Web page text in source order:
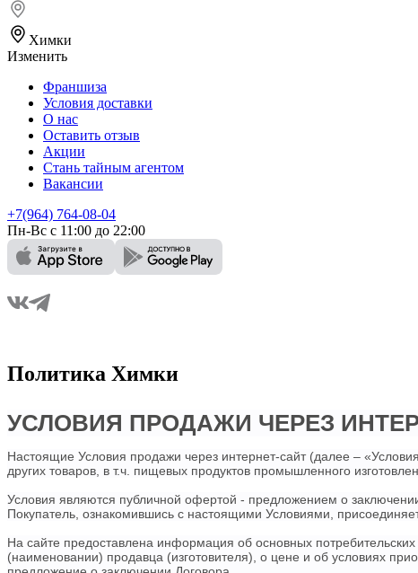
Химки
Изменить
Франшиза
Условия доставки
О нас
Оставить отзыв
Акции
Стань тайным агентом
Вакансии
+7(964) 764-08-04
Пн-Вс с 11:00 до 22:00
Политика Химки
УСЛОВИЯ ПРОДАЖИ ЧЕРЕЗ
Настоящие Условия продажи через интернет-сайт (далее –
других товаров, в т.ч. пищевых продуктов промышленного
Условия являются публичной офертой - предложением о
Покупатель, ознакомившись с настоящими Условиями,
На сайте предоставлена информация об основных
(наименовании) продавца (изготовителя), о цене и об условиях